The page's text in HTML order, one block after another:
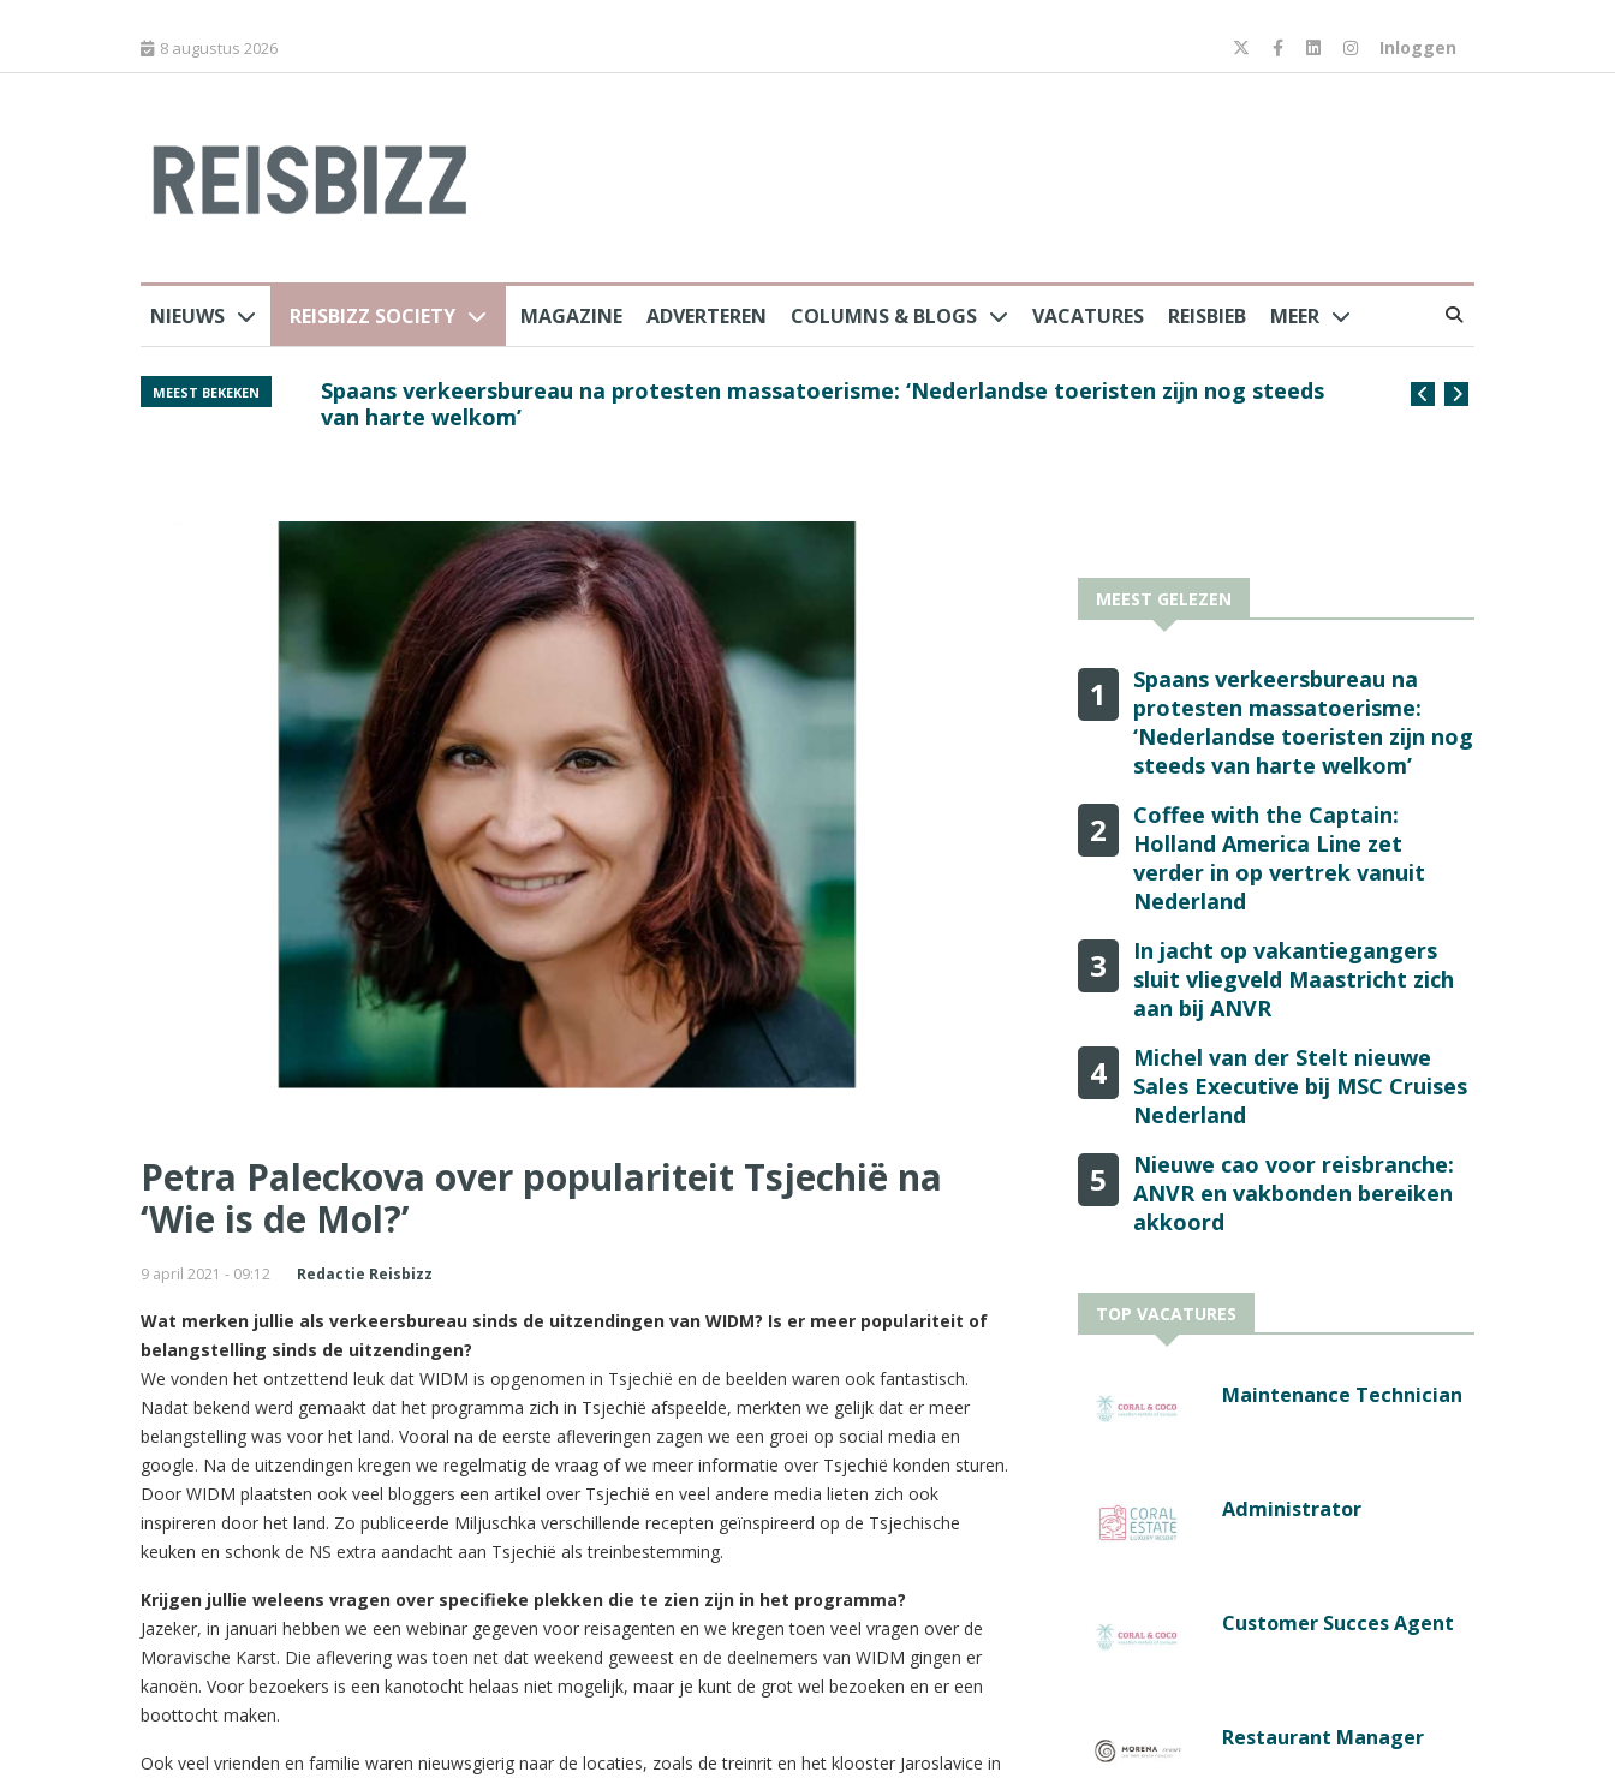
8 augustus 2026 Inloggen
NIEUWS REISBIZZ SOCIETY MAGAZINE ADVERTEREN COLUMNS & BLOGS VACATURES REISBIEB MEER
MEEST BEKEKEN
Spaans verkeersbureau na protesten massatoerisme: ‘Nederlandse toeristen zijn nog steeds
van harte welkom’
Coffee with the
Petra Paleckova over populariteit Tsjechië na
‘Wie is de Mol?’
9 april 2021 - 09:12 Redactie Reisbizz
Wat merken jullie als verkeersbureau sinds de uitzendingen van WIDM? Is er meer populariteit of
belangstelling sinds de uitzendingen?
We vonden het ontzettend leuk dat WIDM is opgenomen in Tsjechië en de beelden waren ook fantastisch.
Nadat bekend werd gemaakt dat het programma zich in Tsjechië afspeelde, merkten we gelijk dat er meer
belangstelling was voor het land. Vooral na de eerste afleveringen zagen we een groei op social media en
google. Na de uitzendingen kregen we regelmatig de vraag of we meer informatie over Tsjechië konden sturen.
Door WIDM plaatsten ook veel bloggers een artikel over Tsjechië en veel andere media lieten zich ook
inspireren door het land. Zo publiceerde Miljuschka verschillende recepten geïnspireerd op de Tsjechische
keuken en schonk de NS extra aandacht aan Tsjechië als treinbestemming.
Krijgen jullie weleens vragen over specifieke plekken die te zien zijn in het programma?
Jazeker, in januari hebben we een webinar gegeven voor reisagenten en we kregen toen veel vragen over de
Moravische Karst. Die aflevering was toen net dat weekend geweest en de deelnemers van WIDM gingen er
kanoën. Voor bezoekers is een kanotocht helaas niet mogelijk, maar je kunt de grot wel bezoeken en er een
boottocht maken.
Ook veel vrienden en familie waren nieuwsgierig naar de locaties, zoals de treinrit en het klooster Jaroslavice in
MEEST GELEZEN
1
Spaans verkeersbureau na
protesten massatoerisme:
‘Nederlandse toeristen zijn nog
steeds van harte welkom’
2
Coffee with the Captain:
Holland America Line zet
verder in op vertrek vanuit
Nederland
3
In jacht op vakantiegangers
sluit vliegveld Maastricht zich
aan bij ANVR
4
Michel van der Stelt nieuwe
Sales Executive bij MSC Cruises
Nederland
5
Nieuwe cao voor reisbranche:
ANVR en vakbonden bereiken
akkoord
TOP VACATURES
Maintenance Technician
Administrator
Customer Succes Agent
Restaurant Manager